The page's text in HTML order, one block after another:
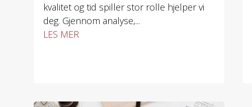
kvalitet og tid spiller stor rolle hjelper vi
deg. Gjennom analyse,...
LES MER